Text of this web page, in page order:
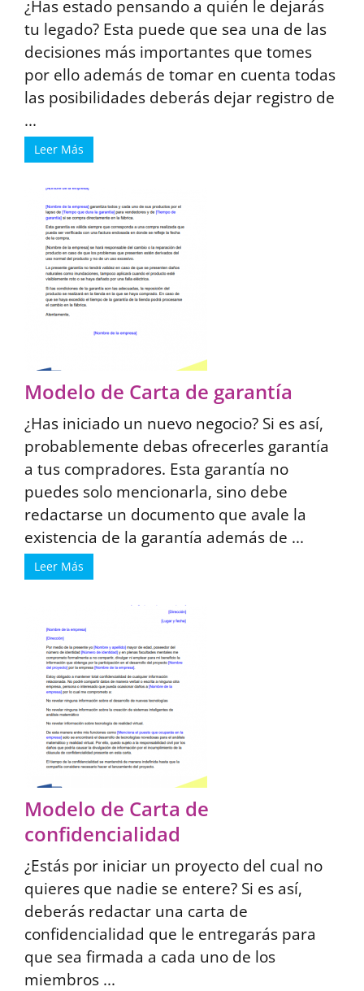
¿Has estado pensando a quién le dejarás
tu legado? Esta puede que sea una de las
decisiones más importantes que tomes
por ello además de tomar en cuenta todas
las posibilidades deberás dejar registro de
...
Leer Más
Modelo de Carta de garantía
¿Has iniciado un nuevo negocio? Si es así,
probablemente debas ofrecerles garantía
a tus compradores. Esta garantía no
puedes solo mencionarla, sino debe
redactarse un documento que avale la
existencia de la garantía además de ...
Leer Más
Modelo de Carta de
confidencialidad
¿Estás por iniciar un proyecto del cual no
quieres que nadie se entere? Si es así,
deberás redactar una carta de
confidencialidad que le entregarás para
que sea firmada a cada uno de los
miembros ...